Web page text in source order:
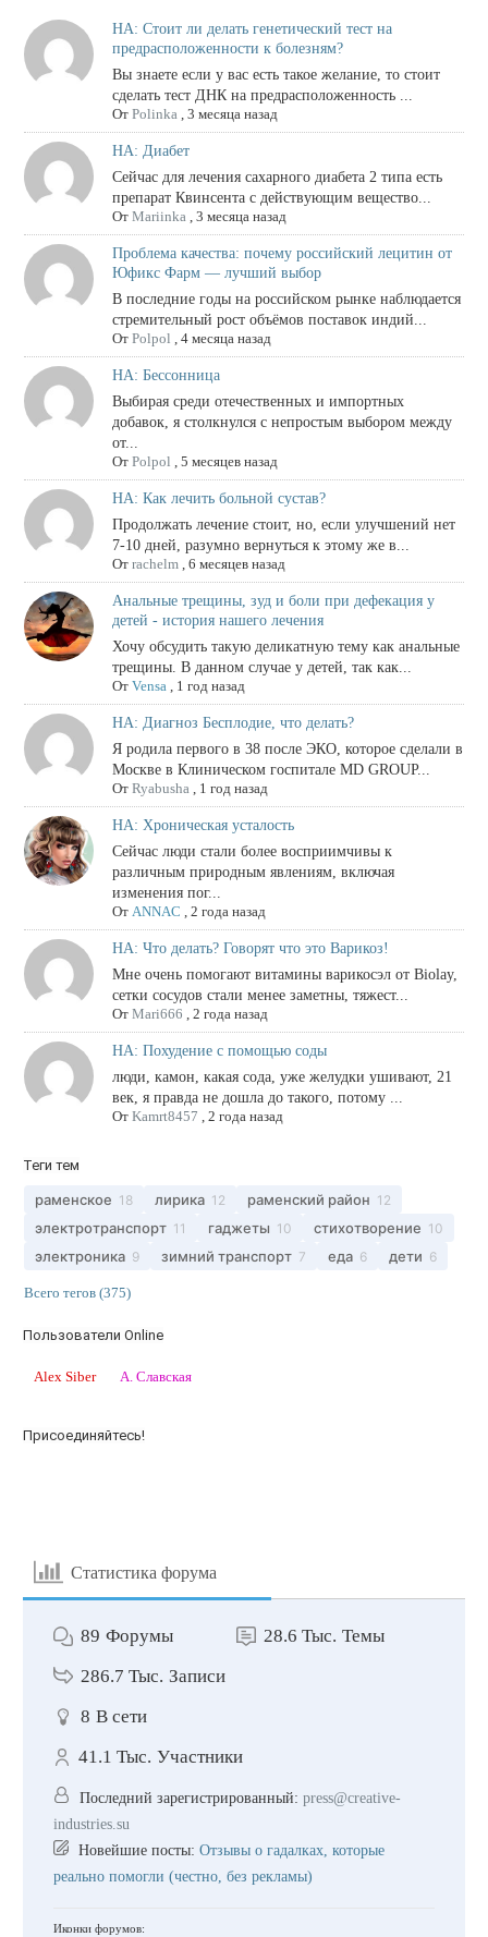
НА: Стоит ли делать генетический тест на
предрасположенности к болезням?
Вы знаете если у вас есть такое желание, то стоит
сделать тест ДНК на предрасположенность ...
От Polinka, 3 месяца назад
НА: Диабет
Сейчас для лечения сахарного диабета 2 типа есть
препарат Квинсента с действующим вещество...
От Mariinka, 3 месяца назад
Проблема качества: почему российский лецитин от
Юфикс Фарм — лучший выбор
В последние годы на российском рынке наблюдается
стремительный рост объёмов поставок индий...
От Polpol , 4 месяца назад
НА: Бессонница
Выбирая среди отечественных и импортных
добавок, я столкнулся с непростым выбором между
от...
От Polpol , 5 месяцев назад
НА: Как лечить больной сустав?
Продолжать лечение стоит, но, если улучшений нет
7-10 дней, разумно вернуться к этому же в...
От rachelm, 6 месяцев назад
Анальные трещины, зуд и боли при дефекация у
детей - история нашего лечения
Хочу обсудить такую деликатную тему как анальные
трещины. В данном случае у детей, так как...
От Vensa, 1 год назад
НА: Диагноз Бесплодие, что делать?
Я родила первого в 38 после ЭКО, которое сделали в
Москве в Клиническом госпитале MD GROUP...
От Ryabusha, 1 год назад
НА: Хроническая усталость
Сейчас люди стали более восприимчивы к
различным природным явлениям, включая
изменения пог...
От ANNAC , 2 года назад
НА: Что делать? Говорят что это Варикоз!
Мне очень помогают витамины варикосэл от Biolay,
сетки сосудов стали менее заметны, тяжест...
От Mari666 , 2 года назад
НА: Похудение с помощью соды
люди, камон, какая сода, уже желудки ушивают, 21
век, я правда не дошла до такого, потому ...
От Kamrt8457 , 2 года назад
Теги тем
раменское 18 лирика 12 раменский район 12
электротранспорт 11 гаджеты 10 стихотворение 10
электроника 9 зимний транспорт 7 еда 6 дети 6
Всего тегов (375)
Пользователи Online
Alex Siber А. Славская
Присоединяйтесь!
Статистика форума
89 Форумы 28.6 Тыс. Темы
286.7 Тыс. Записи
8 В сети
41.1 Тыс. Участники
Последний зарегистрированный: press@creative-
industries.su
Новейшие посты: Отзывы о гадалках, которые
реально помогли (честно, без рекламы)
Иконки форумов: